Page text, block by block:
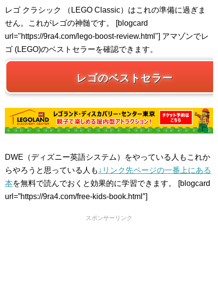
レゴ クラシック （LEGO Classic）はこれの準備に過ぎま
せん。これがレゴの神髄です。 [blogcard
url="https://9ra4.com/lego-boost-review.html"] アマゾンでレ
ゴ (LEGO)のベストセラーを確認できます。
レゴのベストセラー
DWE（ディズニー英語システム）をやっている人もこれか
らやろうと思っている人も ↓リンク先ページの一番上にある
本を無料で読んでおくと効果的に学習できます。 [blogcard
url=”https://9ra4.com/free-kids-book.html″]
スポンサーリンク